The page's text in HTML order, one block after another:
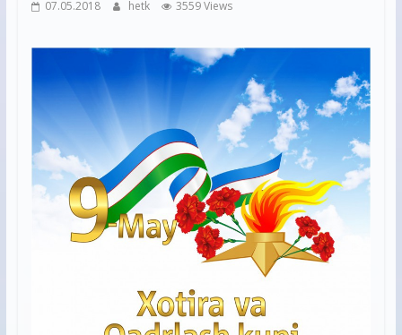
07.05.2018 hetk 3559 Views